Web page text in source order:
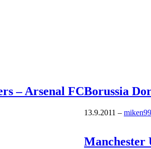
– Arsenal FCBorussia
13.9.2011 – miken99
Manchester